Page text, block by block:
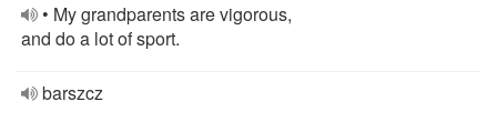
• My grandparents are vigorous,
and do a lot of sport.
barszcz